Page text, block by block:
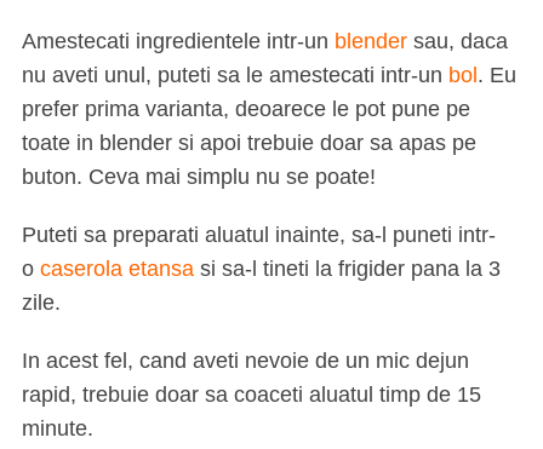
Amestecati ingredientele intr-un blendersau, daca
nu aveti unul, puteti sa le amestecati intr-un bol . Eu
prefer prima varianta, deoarece le pot pune pe
toate in blender si apoi trebuie doar sa apas pe
buton. Ceva mai simplu nu se poate!
Puteti sa preparati aluatul inainte, sa-l puneti intr-
o caserola etansa si sa-l tineti la frigider pana la 3
zile.
In acest fel, cand aveti nevoie de un mic dejun
rapid, trebuie doar sa coaceti aluatul timp de 15
minute.